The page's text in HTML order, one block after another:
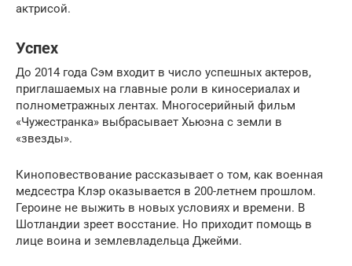
актрисой.
Успех
До 2014 года Сэм входит в число успешных актеров,
приглашаемых на главные роли в киносериалах и
полнометражных лентах. Многосерийный фильм
«Чужестранка» выбрасывает Хьюэна с земли в
«звезды».
Киноповествование рассказывает о том, как военная
медсестра Клэр оказывается в 200-летнем прошлом.
Героине не выжить в новых условиях и времени. В
Шотландии зреет восстание. Но приходит помощь в
лице воина и землевладельца Джейми.